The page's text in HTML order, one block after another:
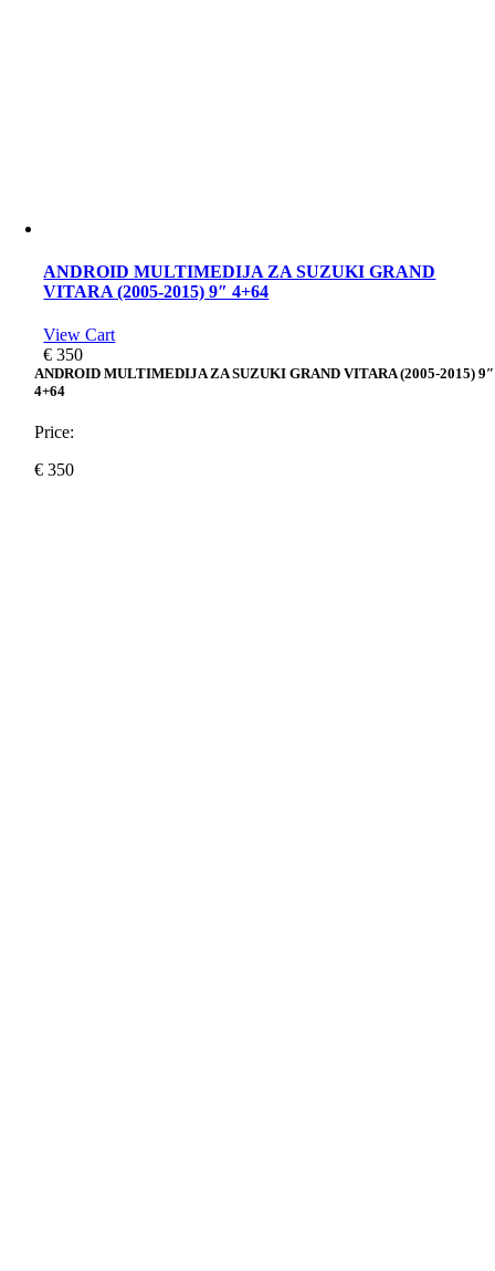
ANDROID MULTIMEDIJA ZA SUZUKI GRAND
VITARA (2005-2015) 9″ 4+64
View Cart
€ 350
ANDROID MULTIMEDIJA ZA SUZUKI GRAND VITARA (2005-2015) 9″
4+64
Price:
€ 350